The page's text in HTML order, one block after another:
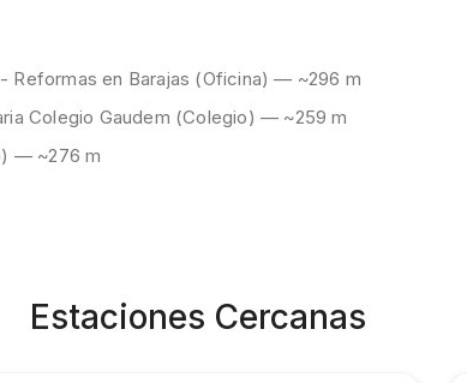
Reformas en Barajas (Oficina) — ~296 m
Colegio Gaudem (Colegio) — ~259 m
— ~276 m
Estaciones Cercanas